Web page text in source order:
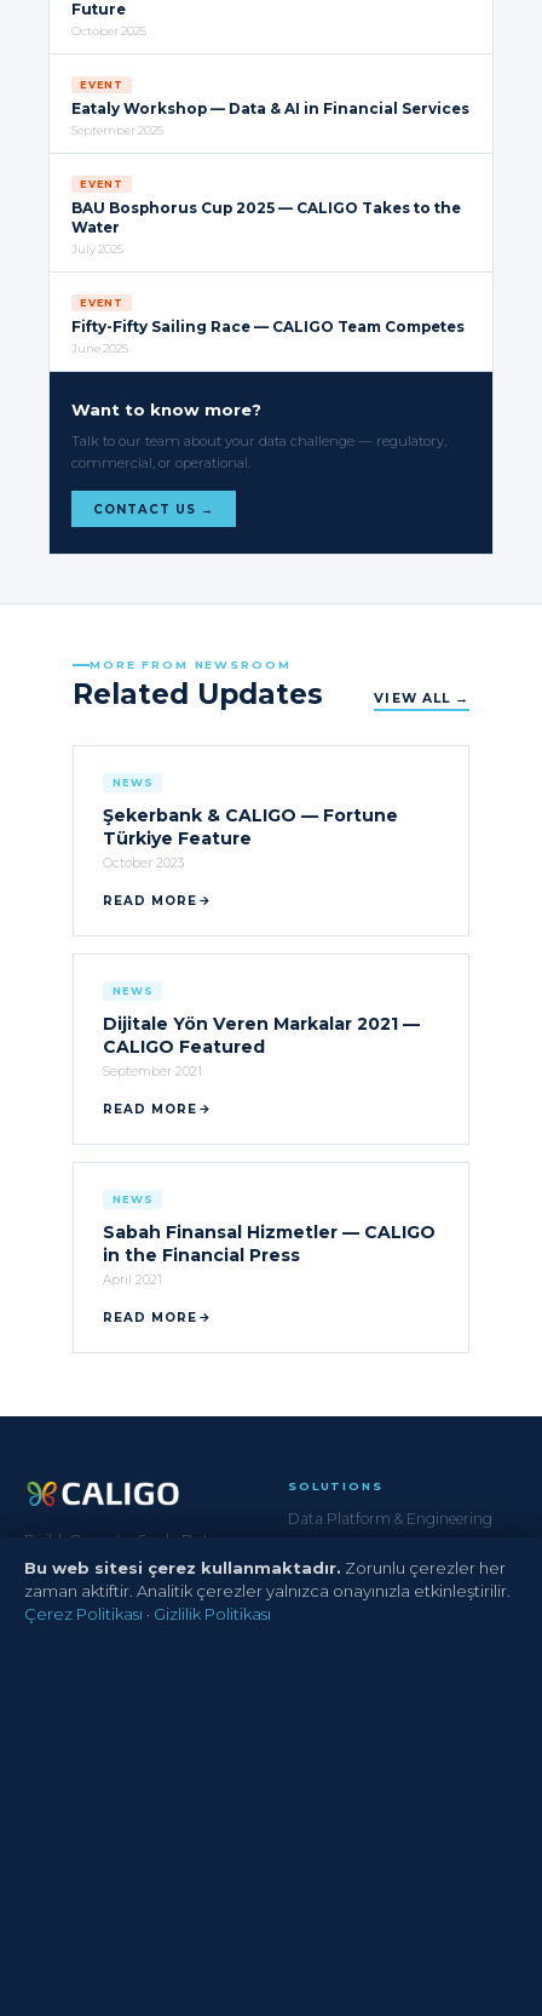
Future
October 2025
EVENT
Eataly Workshop — Data & AI in Financial Services
September 2025
EVENT
BAU Bosphorus Cup 2025 — CALIGO Takes to the
Water
July 2025
EVENT
Fifty-Fifty Sailing Race — CALIGO Team Competes
June 2025
Want to know more?
Talk to our team about your data challenge — regulatory,
commercial, or operational.
CONTACT US →
MORE FROM NEWSROOM
Related Updates VIEW ALL →
NEWS
Şekerbank & CALIGO — Fortune
Türkiye Feature
October 2023
READ MORE
NEWS
Dijitale Yön Veren Markalar 2021 —
CALIGO Featured
September 2021
READ MORE
NEWS
Sabah Finansal Hizmetler — CALIGO
in the Financial Press
April 2021
READ MORE
Build. Operate. Scale Data.
SOLUTIONS
Data Platform & Engineering
Customer Analytics
AI & Advanced Analytics
Bu web sitesi çerez kullanmaktadır. Zorunlu çerezler her
zaman aktiftir. Analitik çerezler yalnızca onayınızla etkinleştirilir.
Çerez Politikası · Gizlilik Politikası